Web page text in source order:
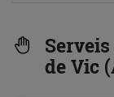
de Vic